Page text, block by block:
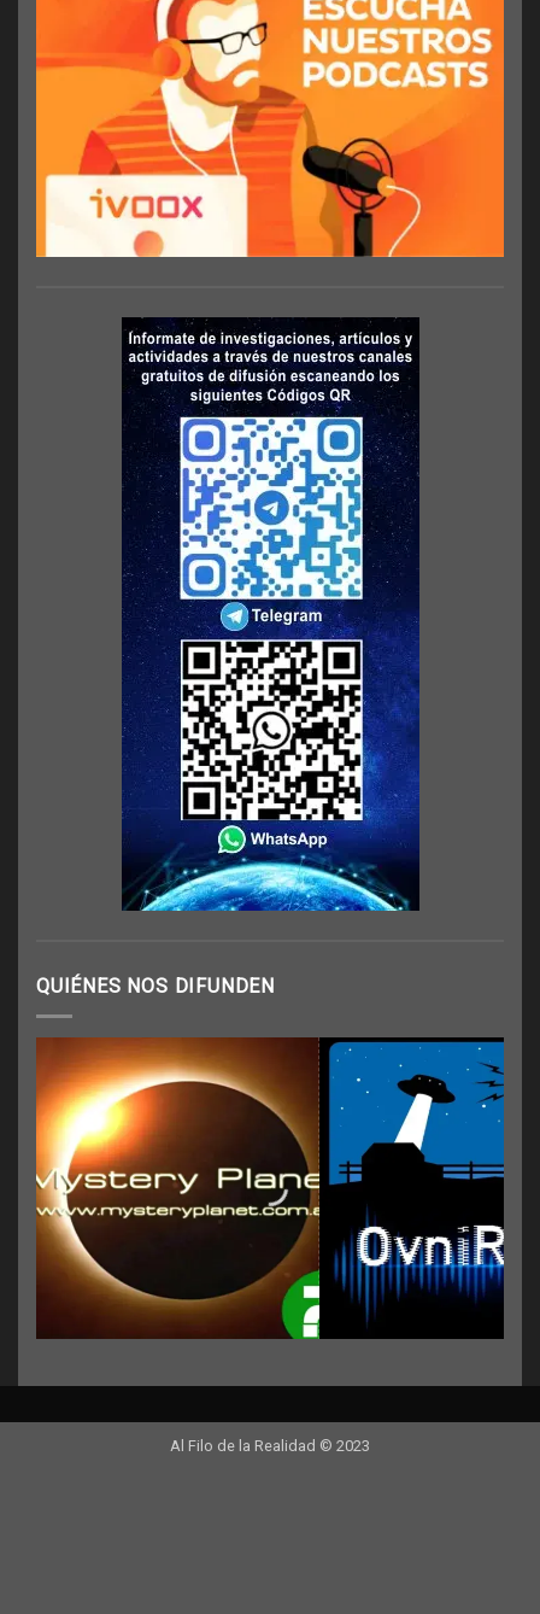
QUIÉNES NOS DIFUNDEN
Al Filo de la Realidad © 2023